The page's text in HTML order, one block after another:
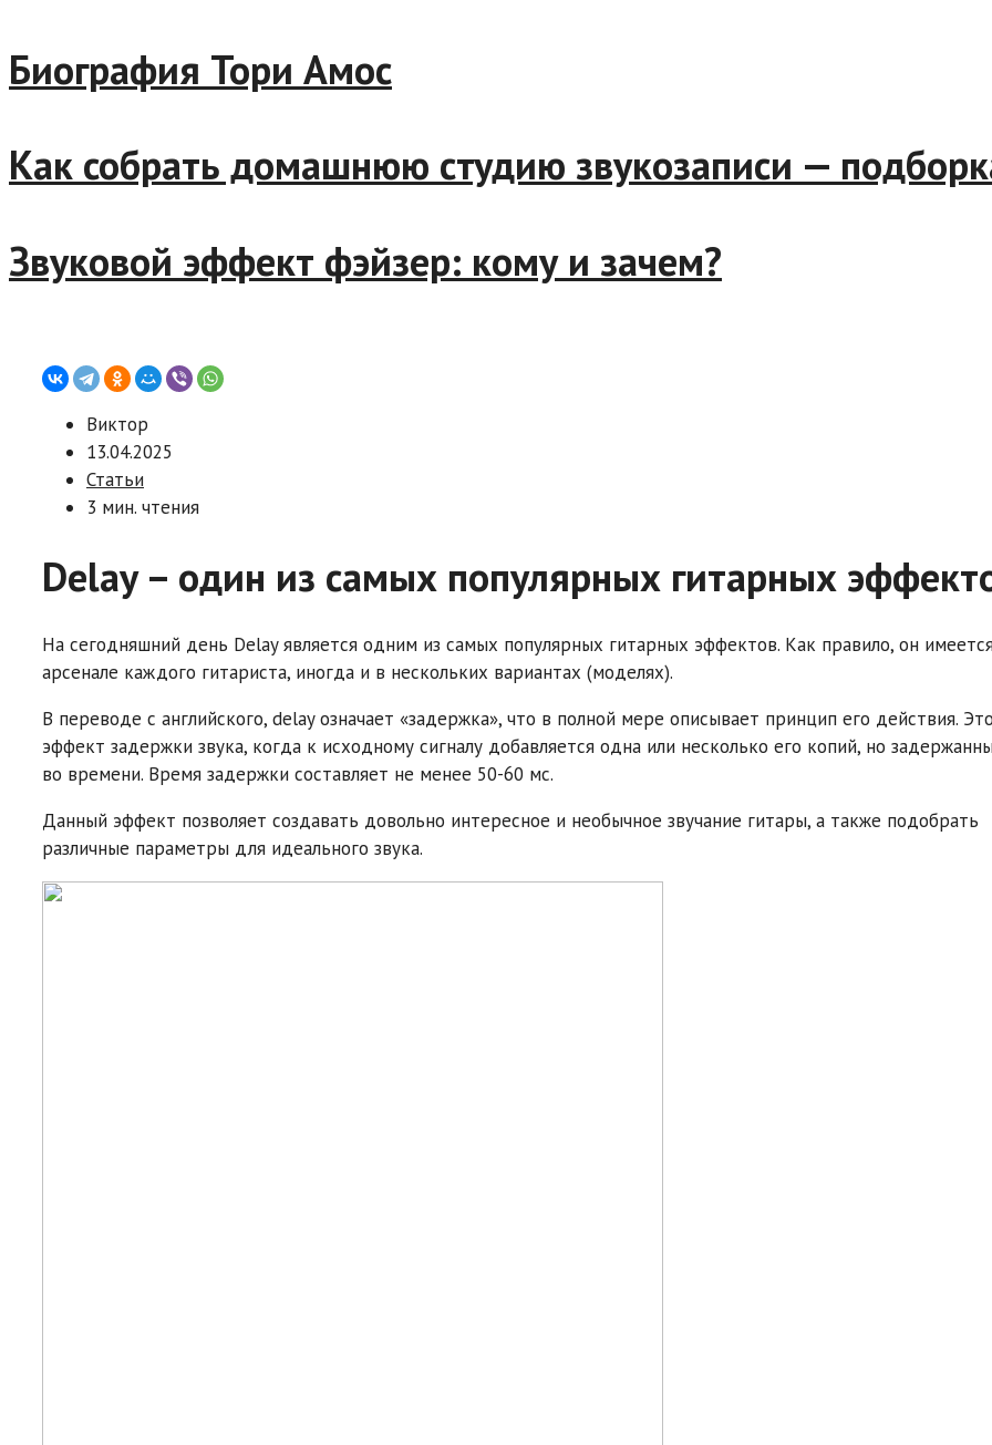
Биография Тори Амос
Как собрать домашнюю студию звукозаписи —
Звуковой эффект фэйзер: кому и зачем?
Виктор
13.04.2025
Статьи
3 мин. чтения
Delay – один из самых популярных гитарных
На сегодняшний день Delay является одним из самых популярных гитарных эффектов. Как правило, он
арсенале каждого гитариста, иногда и в нескольких вариантах (моделях).
В переводе с английского, delay означает «задержка», что в полной мере описывает принцип его действия.
эффект задержки звука, когда к исходному сигналу добавляется одна или несколько его копий, но
во времени. Время задержки составляет не менее 50-60 мс.
Данный эффект позволяет создавать довольно интересное и необычное звучание гитары, а также подобрать
различные параметры для идеального звука.